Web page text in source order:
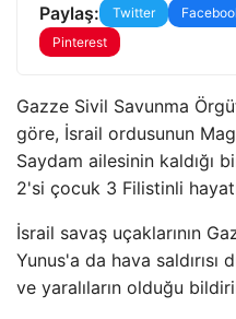
Paylaş: Twitter
Pinterest
Gazze Sivil Savunma
göre, İsrail ordusunun
Saydam ailesinin kaldığı
2'si çocuk 3 Filistinli
İsrail savaş uçaklarının
Yunus'a da hava saldırısı
ve yaralıların olduğu